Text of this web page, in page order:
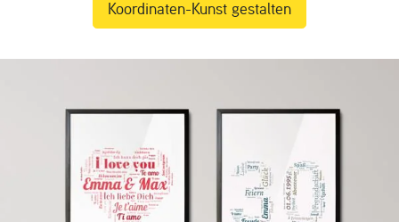
Koordinaten-Kunst gestalten